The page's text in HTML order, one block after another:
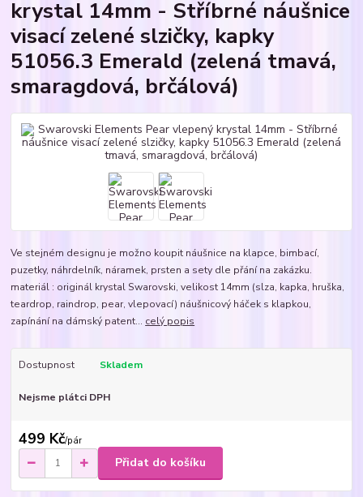
krystal 14mm - Stříbrné náušnice
visací zelené slzičky, kapky
51056.3 Emerald (zelená tmavá,
smaragdová, brčálová)
Ve stejném designu je možno koupit náušnice na klapce, bimbací,
puzetky, náhrdelník, náramek, prsten a sety dle přání na zakázku.
materiál : originál krystal Swarovski, velikost 14mm (slza, kapka, hruška,
teardrop, raindrop, pear, vlepovací) náušnicový háček s klapkou,
zapínání na dámský patent... celý popis
Dostupnost Skladem
Nejsme plátci DPH
499 Kč/pár
Přidat do košíku